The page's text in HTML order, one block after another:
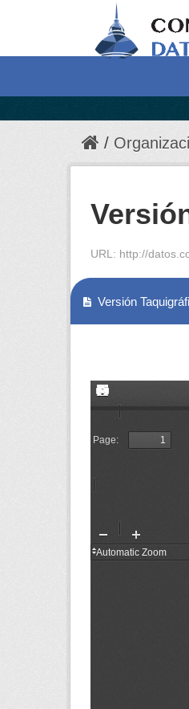
URL: http://
Versión